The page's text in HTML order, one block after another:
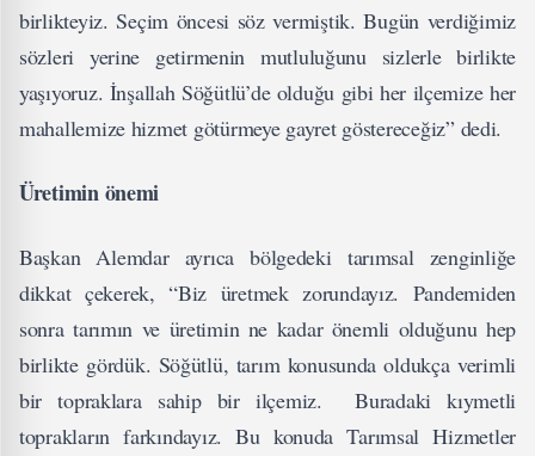
birlikteyiz. Seçim öncesi söz vermiştik. Bugün verdiğimiz
sözleri yerine getirmenin mutluluğunu sizlerle birlikte
yaşıyoruz. İnşallah Söğütlü’de olduğu gibi her ilçemize her
mahallemize hizmet götürmeye gayret göstereceğiz” dedi.
Üretimin önemi
Başkan Alemdar ayrıca bölgedeki tarımsal zenginliğe
dikkat çekerek, “Biz üretmek zorundayız. Pandemiden
sonra tarımın ve üretimin ne kadar önemli olduğunu hep
birlikte gördük. Söğütlü, tarım konusunda oldukça verimli
bir topraklara sahip bir ilçemiz. Buradaki kıymetli
toprakların farkındayız. Bu konuda Tarımsal Hizmetler